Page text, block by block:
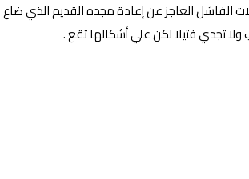
الفاشل العاجز عن إعادة مجده القديم الذي
تجدي فتيلا لكن علي أشكالها تقع .